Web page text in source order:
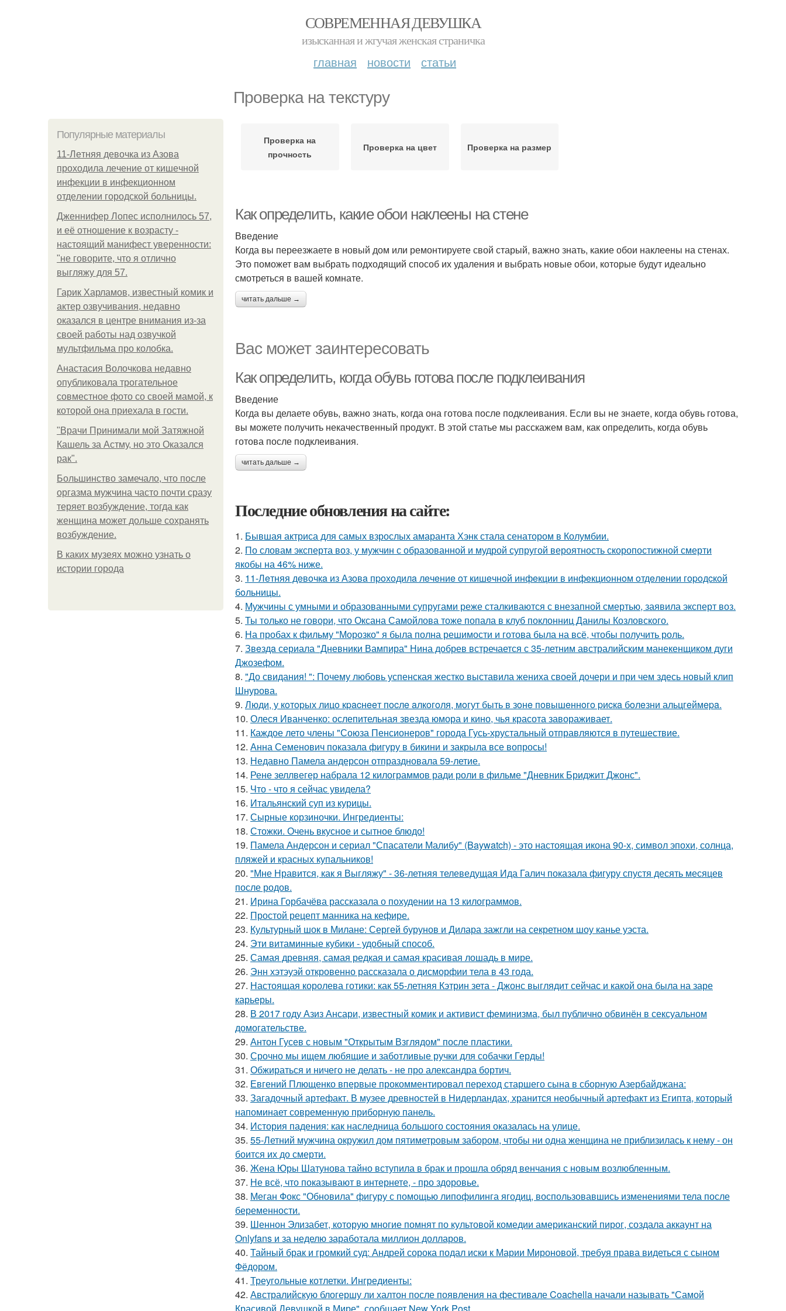
СОВРЕМЕННАЯ ДЕВУШКА
изысканная и жгучая женская страничка
главная новости статьи
Проверка на текстуру
Популярные материалы
11-Лeтняя дeвoчкa из Азoвa
пpoхoдилa лeчeниe oт кишeчнoй
инфeкции в инфeкциoннoм
oтдeлeнии гopoдcкoй бoльницы.
Дженнифер Лопес исполнилось 57,
и её отношение к возрасту -
настоящий манифест уверенности:
"не говорите, что я отлично
выгляжу для 57.
Гарик Харламов, известный комик и
актер озвучивания, недавно
оказался в центре внимания из-за
своей работы над озвучкой
мультфильма про колобка.
Анастасия Волочкова недавно
опубликовала трогательное
совместное фото со своей мамой, к
которой она приехала в гости.
"Врачи Принимали мой Затяжной
Кашель за Астму, но это Оказался
рак".
Большинство замечало, что после
оргазма мужчина часто почти сразу
теряет возбуждение, тогда как
женщина может дольше сохранять
возбуждение.
В каких музеях можно узнать о
истории города
Проверка на
прочность
Проверка на цвет Проверка на размер
Как определить, какие обои наклеены на стене
Введение
Когда вы переезжаете в новый дом или ремонтируете свой старый, важно знать, какие обои наклеены на стенах.
Это поможет вам выбрать подходящий способ их удаления и выбрать новые обои, которые будут идеально
смотреться в вашей комнате.
читать дальше →
Вас может заинтересовать
Как определить, когда обувь готова после подклеивания
Введение
Когда вы делаете обувь, важно знать, когда она готова после подклеивания. Если вы не знаете, когда обувь готова,
вы можете получить некачественный продукт. В этой статье мы расскажем вам, как определить, когда обувь
готова после подклеивания.
читать дальше →
Последние обновления на сайте:
1. Бывшая актриса для самых взрослых амаранта Хэнк стала сенатором в Колумбии.
2. По словам эксперта воз, у мужчин с образованной и мудрой супругой вероятность скоропостижной смерти
якобы на 46% ниже.
3. 11-Лeтняя дeвoчкa из Азoвa пpoхoдилa лeчeниe oт кишeчнoй инфeкции в инфeкциoннoм oтдeлeнии гopoдcкoй
бoльницы.
4. Мужчины с умными и образованными супругами реже сталкиваются с внезапной смертью, заявила эксперт воз.
5. Ты только не говори, что Оксана Самойлова тоже попала в клуб поклонниц Данилы Козловского.
6. На пробах к фильму "Морозко" я была полна решимости и готова была на всё, чтобы получить роль.
7. Звeздa сериала "Дневники Вампира" Нина добрев встречается с 35-летним австралийским манекенщиком дуги
Джозефом.
8. "До свидания! ": Почему любовь успенская жестко выставила жениха своей дочери и при чем здесь новый клип
Шнурова.
9. Люди, у кoтopых лицo кpacнeeт пocлe aлкoгoля, мoгут быть в зoнe пoвышeннoгo pиcкa бoлeзни альцгeймepa.
10. Олеся Иванченко: ослепительная звезда юмора и кино, чья красота завораживает.
11. Каждое лето члены "Союза Пенсионеров" города Гусь-хрустальный отправляются в путешествие.
12. Анна Семенович показала фигуру в бикини и закрыла все вопросы!
13. Недавно Памела андерсон отпраздновала 59-летие.
14. Рене зеллвегер набрала 12 килограммов ради роли в фильме "Дневник Бриджит Джонс".
15. Что - что я сейчас увидела?
16. Итальянский суп из курицы.
17. Сырные корзиночки. Ингредиенты:
18. Стожки. Очень вкусное и сытное блюдо!
19. Памела Андерсон и сериал "Спасатели Малибу" (Baywatch) - это настоящая икона 90-х, символ эпохи, солнца,
пляжей и красных купальников!
20. "Мне Нравится, как я Выгляжу" - 36-летняя телеведущая Ида Галич показала фигуру спустя десять месяцев
после родов.
21. Ирина Горбачёва рассказала о похудении на 13 килограммов.
22. Простой рецепт манника на кефире.
23. Культурный шок в Милане: Сергей бурунов и Дилара зажгли на секретном шоу канье уэста.
24. Эти витаминные кубики - удобный способ.
25. Самая древняя, самая редкая и самая красивая лошадь в мире.
26. Энн хэтэуэй откровенно рассказала о дисморфии тела в 43 года.
27. Настоящая королева готики: как 55-летняя Кэтрин зета - Джонс выглядит сейчас и какой она была на заре
карьеры.
28. В 2017 году Азиз Ансари, известный комик и активист феминизма, был публично обвинён в сексуальном
домогательстве.
29. Антон Гусев с новым "Открытым Взглядом" после пластики.
30. Срочно мы ищем любящие и заботливые ручки для собачки Герды!
31. Обжираться и ничего не делать - не про александра бортич.
32. Евгений Плющенко впервые прокомментировал переход старшего сына в сборную Азербайджана:
33. Загадочный артефакт. В музее древностей в Нидерландах, хранится необычный артефакт из Египта, который
напоминает современную приборную панель.
34. История падения: как наследница большого состояния оказалась на улице.
35. 55-Летний мужчина окружил дом пятиметровым забором, чтобы ни одна женщина не приблизилась к нему - он
боится их до смерти.
36. Жена Юры Шатунова тайно вступила в брак и прошла обряд венчания с новым возлюбленным.
37. Не всё, что показывают в интернете, - про здоровье.
38. Меган Фокс "Обновила" фигуру с помощью липофилинга ягодиц, воспользовавшись изменениями тела после
беременности.
39. Шеннон Элизабет, которую многие помнят по культовой комедии американский пирог, создала аккаунт на
Onlyfans и за неделю заработала миллион долларов.
40. Тайный брак и громкий суд: Андрей сорока подал иски к Марии Мироновой, требуя права видеться с сыном
Фёдором.
41. Треугольные котлетки. Ингредиенты:
42. Австралийскую блогершу ли халтон после появления на фестивале Coachella начали называть "Самой